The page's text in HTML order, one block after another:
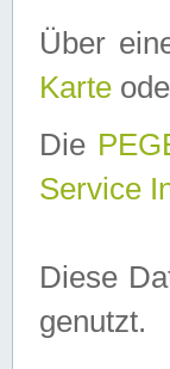
Über
Karte
Die
Service
Diese
genutzt.